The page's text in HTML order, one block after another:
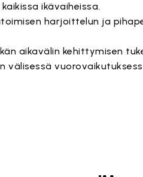
ikävaiheissa.
harjoittelun ja
aikavälin kehittymisen
välisessä